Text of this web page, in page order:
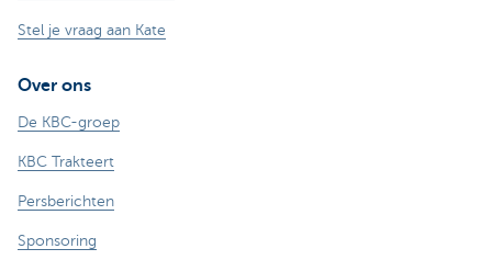
Stel je vraag aan Kate
Over ons
De KBC-groep
KBC Trakteert
Persberichten
Sponsoring